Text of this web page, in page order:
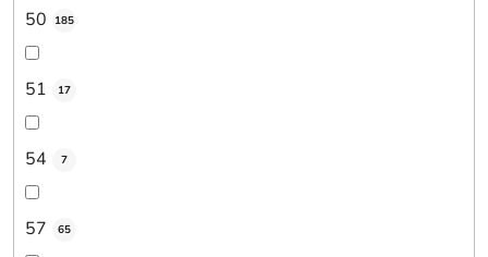
50 185
51 17
54 7
57 65